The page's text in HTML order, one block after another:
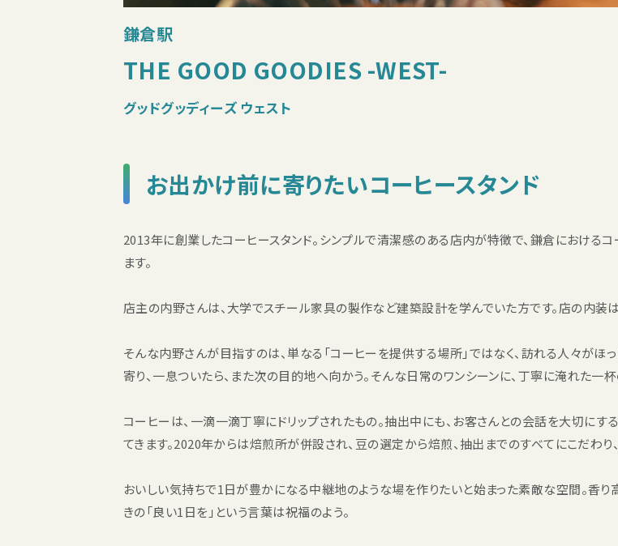
鎌倉駅
THE GOOD GOODIES -WEST-
グッドグッディーズ ウェスト
お出かけ前に寄りたいコーヒースタンド
2013年に創業したコーヒースタンド。シンプルで清潔感のある店内が特徴で、鎌倉における
ます。
店主の内野さんは、大学でスチール家具の製作など建築設計を学んでいた方です。店の内装は
そんな内野さんが目指すのは、単なる「コーヒーを提供する場所」ではなく、訪れる人々が
寄り、一息ついたら、また次の目的地へ向かう。そんな日常のワンシーンに、丁寧に淹れた一
コーヒーは、一滴一滴丁寧にドリップされたもの。抽出中にも、お客さんとの会話を大切に
てきます。2020年からは焙煎所が併設され、豆の選定から焙煎、抽出までのすべてにこだわり
おいしい気持ちで1日が豊かになる中継地のような場を作りたいと始まった素敵な空間。香
きの「良い1日を」という言葉は祝福のよう。